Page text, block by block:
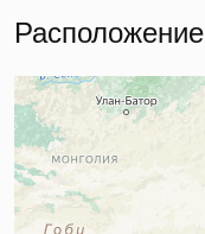
Расположение
Яндекс Карты
Китай — Яндекс Карты